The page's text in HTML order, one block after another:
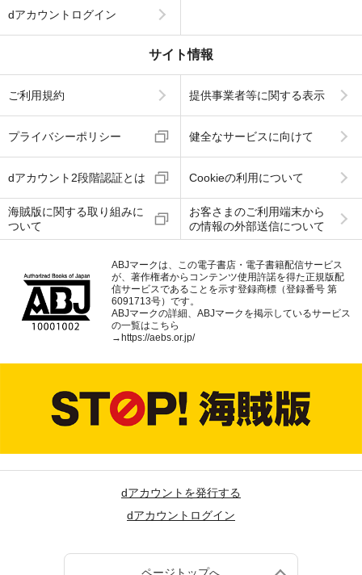
dアカウントログイン
サイト情報
ご利用規約 提供事業者等に関する表示
プライバシーポリシー 健全なサービスに向けて
dアカウント2段階認証とは Cookieの利用について
海賊版に関する取り組みに
ついて
お客さまのご利用端末から
の情報の外部送信について
ABJマークは、この電子書店・電子書籍配信サービス
が、著作権者からコンテンツ使用許諾を得た正規版配
信サービスであることを示す登録商標（登録番号 第
6091713号）です。
ABJマークの詳細、ABJマークを掲示しているサービス
の一覧はこちら
→ https://aebs.or.jp/
dアカウントを発行する
dアカウントログイン